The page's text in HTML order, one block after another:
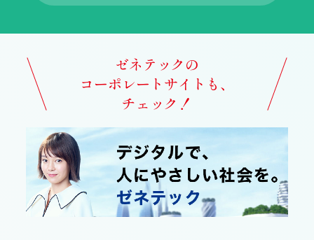
ゼネテックの
コーポレートサイトも、
チェック！